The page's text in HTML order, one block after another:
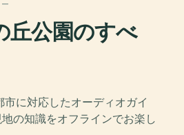
丘公園のすべ
市に対応したオーディオガイ
の知識をオフラインでお楽し